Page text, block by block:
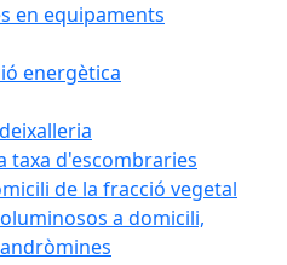
en equipaments
energètica
taxa d'escombraries
de la fracció vegetal
a domicili,